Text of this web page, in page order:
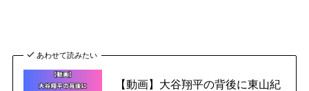
あわせて読みたい
【動画】大谷翔平の背後に東山紀